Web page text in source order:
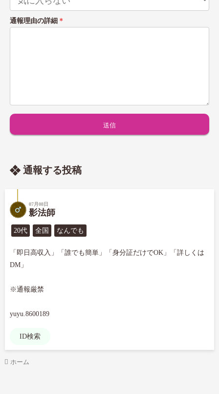
通報理由の詳細 ＊
通報する投稿
07月08日
影法師
20代 全国 なんでも
「即日高収入」「誰でも簡単」「身分証だけでOK」「詳しくは
DM」
※通報厳禁
yuyu.8600189
ID検索
ホーム